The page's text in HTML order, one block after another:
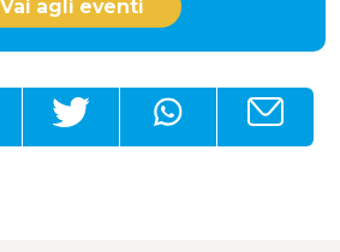
Vai agli eventi